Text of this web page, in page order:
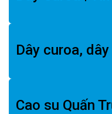
Dây curoa,
Cao su Quấn